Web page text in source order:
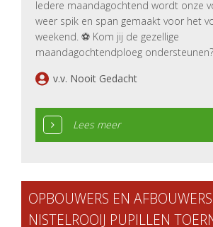
Iedere maandagochtend wordt onze
weer spik en span gemaakt voor het
weekend. ⚽️ Kom jij de gezellige
maandagochtendploeg ondersteunen?
v.v. Nooit Gedacht
Lees meer
OPBOUWERS EN
NISTELROOIJ PUPILLEN